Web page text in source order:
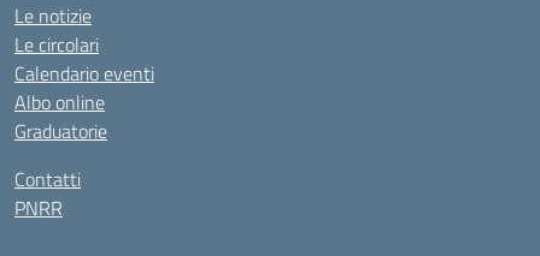
Le notizie
Le circolari
Calendario eventi
Albo online
Graduatorie
Contatti
PNRR